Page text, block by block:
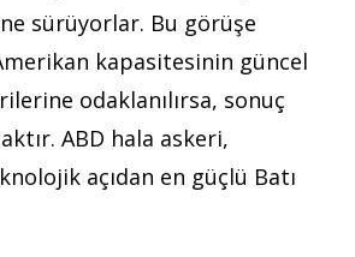
sürüyorlar. Bu görüşe
kapasitesinin güncel
odaklanılırsa, sonuç
ABD hala askeri,
açıdan en güçlü Batı